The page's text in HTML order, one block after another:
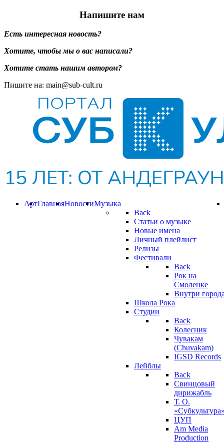
Напишите нам
Есть интересная новость?
Хотите, чтобы мы о вас написали?
Хотите стать нашим автором?
Пишите на: main@sub-cult.ru
Музыка
Back
Статьи о музыке
Новые имена
Личный плейлист
Релизы
Фестивали
Back
Рок на
Смоленке
Внутри
Школа Рока
Студии
Back
Колесник
Чувакам
(Chuvakam)
IGSD Records
Лейблы
Back
Свинцовый
дирижабль
Т. О.
ЦУП
Am Media
Production
Новости
Главная
Арт